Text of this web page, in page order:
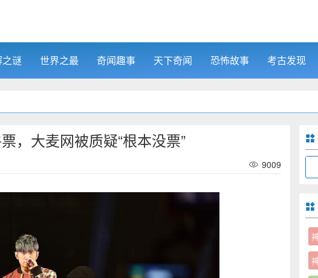
谜 世界之最 奇闻趣事 天下奇闻 恐怖故事 考古发现
，大麦网被质疑“根本没票”
9009